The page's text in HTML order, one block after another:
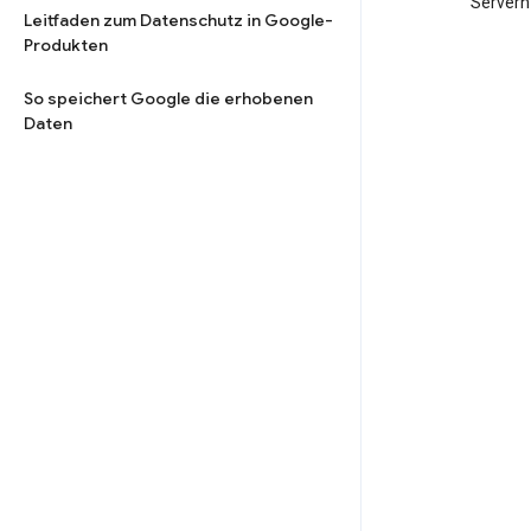
Leitfaden zum Datenschutz in Google-
Produkten
So speichert Google die erhobenen
Daten